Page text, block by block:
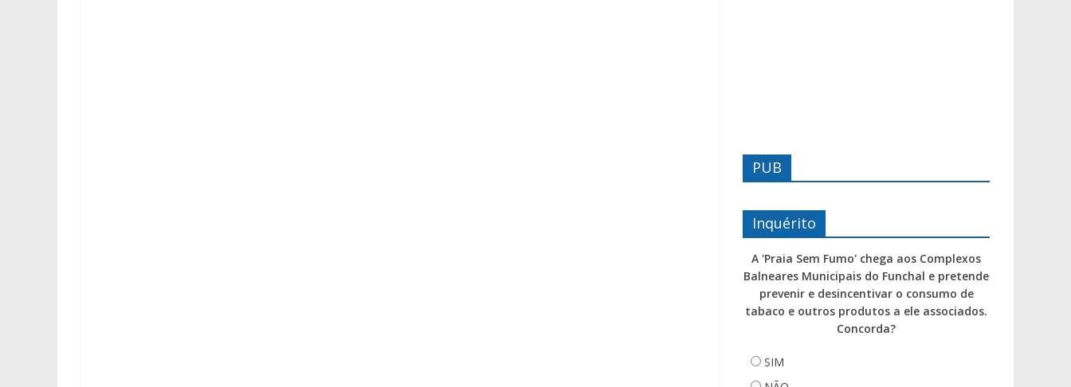
PUB
Inquérito
A 'Praia Sem Fumo' chega aos Complexos
Balneares Municipais do Funchal e pretende
prevenir e desincentivar o consumo de
tabaco e outros produtos a ele associados.
Concorda?
SIM